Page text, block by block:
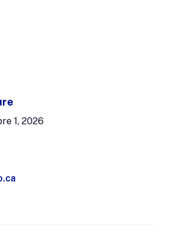
1, 2026